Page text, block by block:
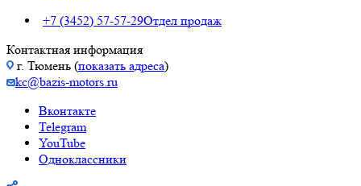
+7 (3452) 57-57-29Отдел продаж
Контактная информация
г. Тюмень (показать адреса)
kc@bazis-motors.ru
Вконтакте
Telegram
YouTube
Одноклассники